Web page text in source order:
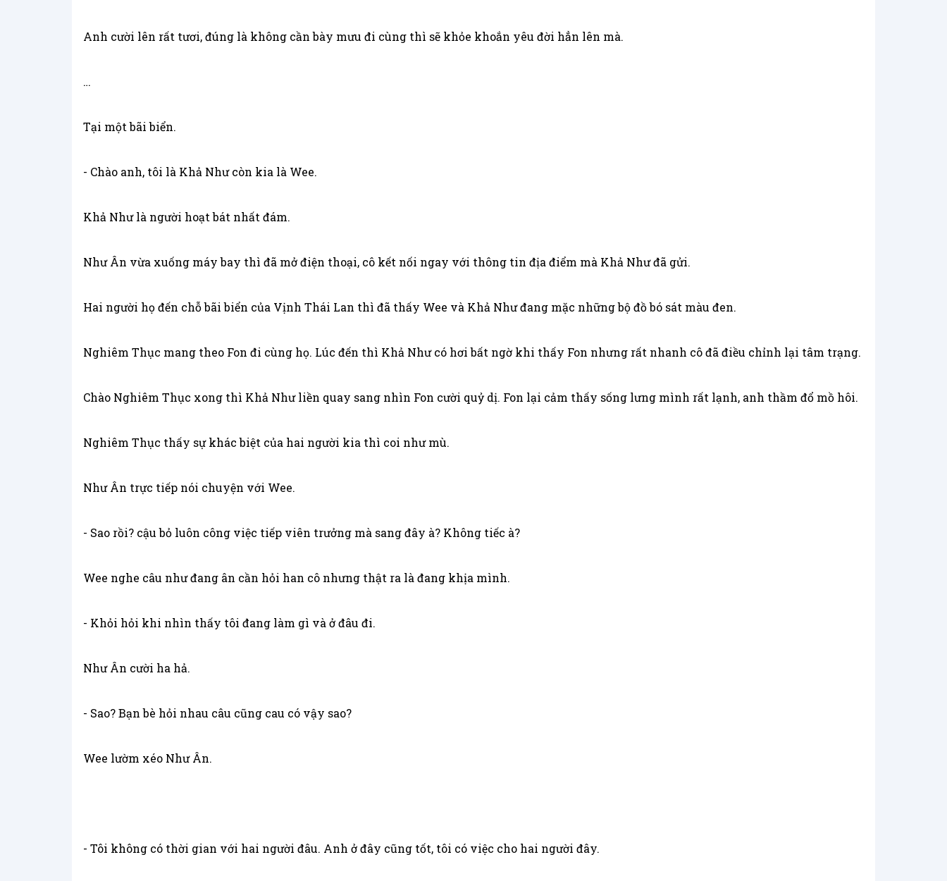
Anh cười lên rất tươi, đúng là không cần bày mưu đi cùng thì sẽ khỏe khoắn yêu đời hẳn lên mà.
…
Tại một bãi biển.
- Chào anh, tôi là Khả Như còn kia là Wee.
Khả Như là người hoạt bát nhất đám.
Như Ân vừa xuống máy bay thì đã mở điện thoại, cô kết nối ngay với thông tin địa điểm mà Khả Như đã gửi.
Hai người họ đến chỗ bãi biển của Vịnh Thái Lan thì đã thấy Wee và Khả Như đang mặc những bộ đồ bó sát màu đen.
Nghiêm Thục mang theo Fon đi cùng họ. Lúc đến thì Khả Như có hơi bất ngờ khi thấy Fon nhưng rất nhanh cô đã điều chỉnh lại tâm trạng.
Chào Nghiêm Thục xong thì Khả Như liền quay sang nhìn Fon cười quỷ dị. Fon lại cảm thấy sống lưng mình rất lạnh, anh thầm đổ mồ hôi.
Nghiêm Thục thấy sự khác biệt của hai người kia thì coi như mù.
Như Ân trực tiếp nói chuyện với Wee.
- Sao rồi? cậu bỏ luôn công việc tiếp viên trưởng mà sang đây à? Không tiếc à?
Wee nghe câu như đang ân cần hỏi han cô nhưng thật ra là đang khịa mình.
- Khỏi hỏi khi nhìn thấy tôi đang làm gì và ở đâu đi.
Như Ân cười ha hả.
- Sao? Bạn bè hỏi nhau câu cũng cau có vậy sao?
Wee lườm xéo Như Ân.
- Tôi không có thời gian với hai người đâu. Anh ở đây cũng tốt, tôi có việc cho hai người đây.